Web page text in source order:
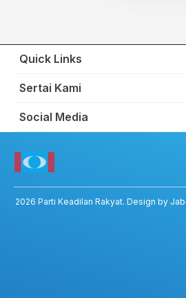
Quick Links
Wakil Rakyat
Hubungi Kami
Sumbangan
Sertai Kami
Portal Anggota KEADILAN
Social Media
Twitter KEADILAN
Channel Telegram KEADILAN
Kedai KEADILAN
ADIL – Privacy Policy
2026 Parti Keadilan Rakyat. Design by